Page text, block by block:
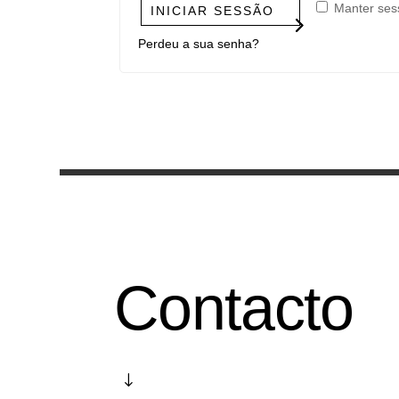
Manter
INICIAR SESSÃO
Perdeu a sua senha?
Contacto
"